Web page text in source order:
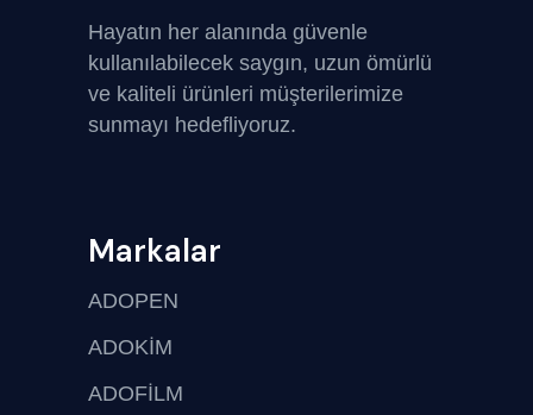
Hayatın her alanında güvenle
kullanılabilecek saygın, uzun ömürlü
ve kaliteli ürünleri müşterilerimize
sunmayı hedefliyoruz.
Markalar
ADOPEN
ADOKİM
ADOFİLM